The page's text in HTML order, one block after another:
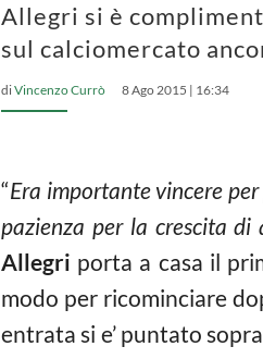
Allegri si è
sul calciomercato
diVincenzo Currò 8 Ago 2015 | 16:34
“Era importante vincere
pazienza per la crescita
Allegri porta a casa il
modo per ricominciare
entrata si e’ puntato